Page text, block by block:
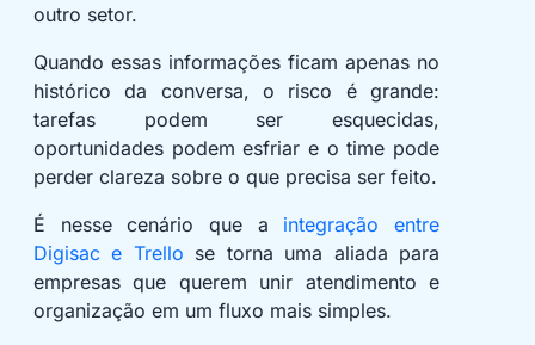
outro setor.
Quando essas informações ficam apenas no
histórico da conversa, o risco é grande:
tarefas podem ser esquecidas,
oportunidades podem esfriar e o time pode
perder clareza sobre o que precisa ser feito.
É nesse cenário que a integração entre
Digisac e Trello se torna uma aliada para
empresas que querem unir atendimento e
organização em um fluxo mais simples.